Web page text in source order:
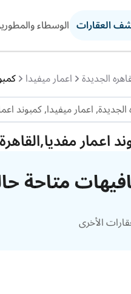
العقارات الوسطاء
الجديدة اعمار ميفيدا
اعمار مفديا,القاهرة
متاحة
الأخرى